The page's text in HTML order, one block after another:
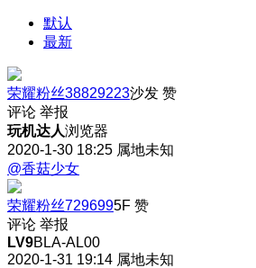
默认
最新
荣耀粉丝38829223沙发 赞
评论 举报
玩机达人浏览器
2020-1-30 18:25 属地未知
@香菇少女
荣耀粉丝7296995F 赞
评论 举报
LV9BLA-AL00
2020-1-31 19:14 属地未知